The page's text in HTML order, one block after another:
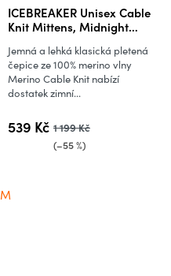
ICEBREAKER Unisex Cable
Knit Mittens, Midnight
Navy/Royal Navy (vzorek)
539 Kč 1 199 Kč
(–55 %)
Jemná a lehká klasická pletená
čepice ze 100% merino vlny
Merino Cable Knit nabízí
dostatek zimní...
M